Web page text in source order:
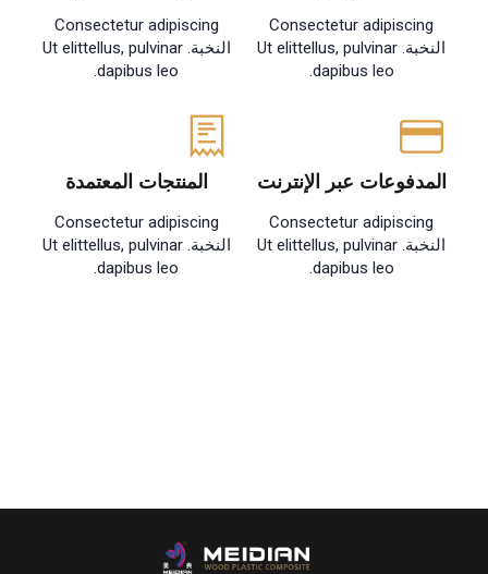
Consectetur adipiscing
النخبة. Ut elittellus, pulvinar
dapibus leo.
Consectetur adipiscing
النخبة. Ut elittellus, pulvinar
dapibus leo.
المدفوعات عبر الإنترنت
Consectetur adipiscing
النخبة. Ut elittellus, pulvinar
dapibus leo.
المنتجات المعتمدة
Consectetur adipiscing
النخبة. Ut elittellus, pulvinar
dapibus leo.